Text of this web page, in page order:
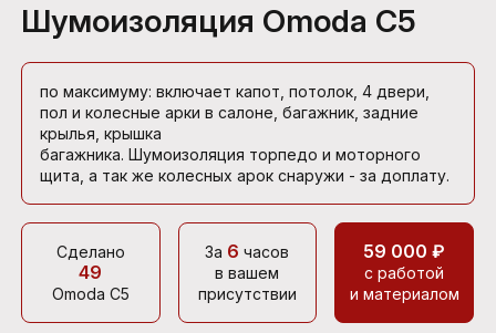
Шумоизоляция Omoda C5
по максимуму: включает капот, потолок, 4 двери,
пол и колесные арки в салоне, багажник, задние
крылья, крышка
багажника. Шумоизоляция торпедо и моторного
щита, а так же колесных арок снаружи - за доплату.
Сделано
49
Omoda C5
За 6 часов
в вашем
присутствии
59 000 ₽
с работой
и материалом